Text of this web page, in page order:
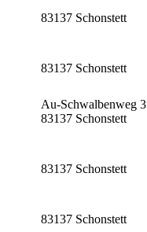
83137 Schonstett
83137 Schonstett
Au-Schwalbenweg 3
83137 Schonstett
83137 Schonstett
83137 Schonstett